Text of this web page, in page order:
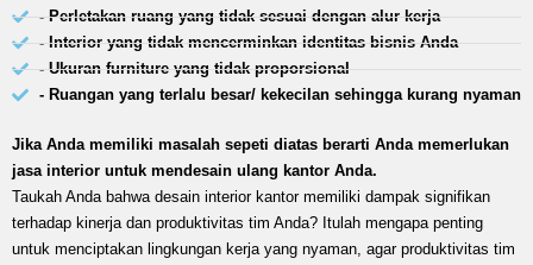
- Perletakan ruang yang tidak sesuai dengan alur kerja
- Interior yang tidak mencerminkan identitas bisnis Anda
- Ukuran furniture yang tidak proporsional
- Ruangan yang terlalu besar/ kekecilan sehingga kurang nyaman
Jika Anda memiliki masalah sepeti diatas berarti Anda memerlukan
jasa interior untuk mendesain ulang kantor Anda.
Taukah Anda bahwa desain interior kantor memiliki dampak signifikan
terhadap kinerja dan produktivitas tim Anda? Itulah mengapa penting
untuk menciptakan lingkungan kerja yang nyaman, agar produktivitas tim